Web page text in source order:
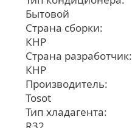
Бытовой
Страна сборки:
КНР
Страна разработчик:
КНР
Производитель:
Tosot
Тип хладагента: